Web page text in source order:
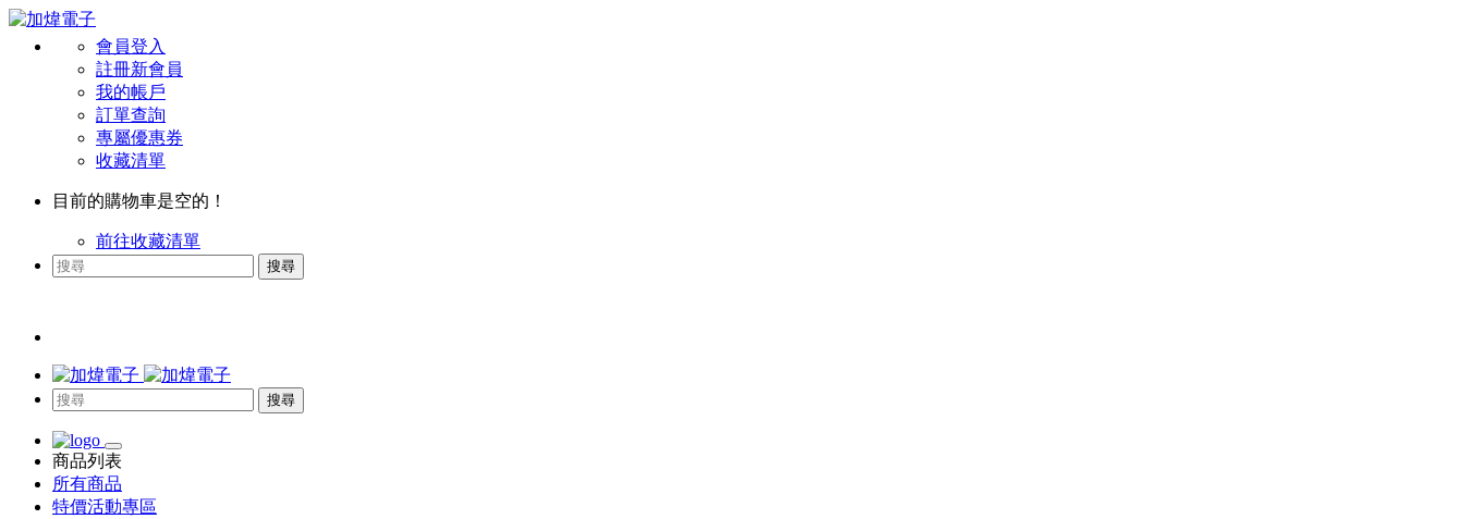
會員登入
註冊新會員
我的帳戶
訂單查詢
專屬優惠券
收藏清單
目前的購物車是空的！
前往收藏清單
搜尋
搜尋
商品列表
所有商品
特價活動專區